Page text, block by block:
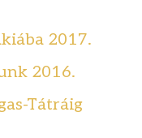
2017.
2016.
Tátráig